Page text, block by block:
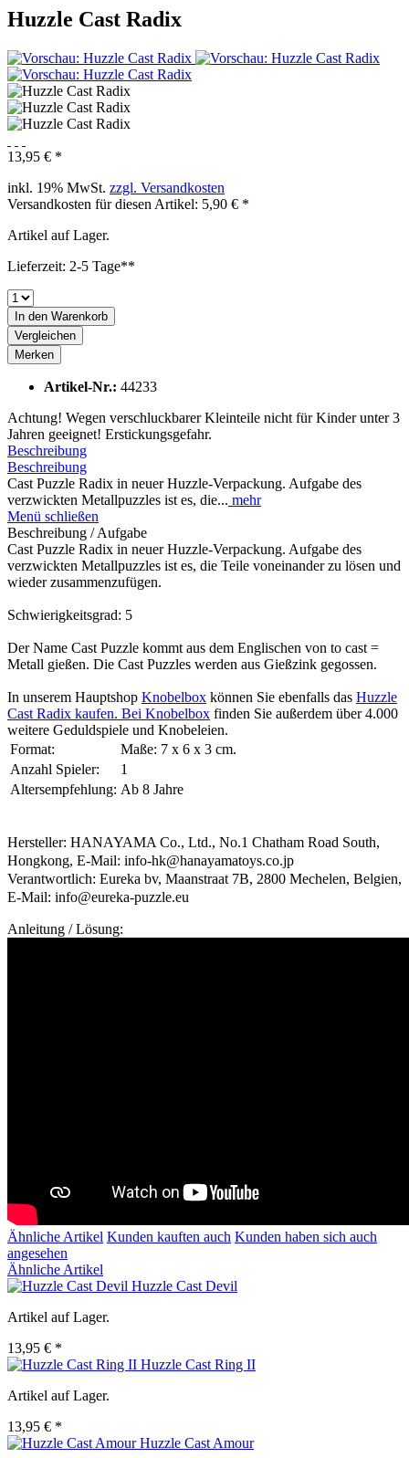
Huzzle Cast Radix
13,95 € *
inkl. 19% MwSt. zzgl. Versandkosten
Versandkosten für diesen Artikel: 5,90 € *
Artikel auf Lager.
Lieferzeit: 2-5 Tage**
In den Warenkorb
Vergleichen
Merken
Artikel-Nr.: 44233
Achtung! Wegen verschluckbarer Kleinteile nicht für Kinder unter 3
Jahren geeignet! Erstickungsgefahr.
Beschreibung
Beschreibung
Cast Puzzle Radix in neuer Huzzle-Verpackung. Aufgabe des
verzwickten Metallpuzzles ist es, die... mehr
Menü schließen
Beschreibung / Aufgabe
Cast Puzzle Radix in neuer Huzzle-Verpackung. Aufgabe des
verzwickten Metallpuzzles ist es, die Teile voneinander zu lösen und
wieder zusammenzufügen.
Schwierigkeitsgrad: 5
Der Name Cast Puzzle kommt aus dem Englischen von to cast =
Metall gießen. Die Cast Puzzles werden aus Gießzink gegossen.
In unserem Hauptshop Knobelbox können Sie ebenfalls das Huzzle
Cast Radix kaufen. Bei Knobelbox finden Sie außerdem über 4.000
weitere Geduldspiele und Knobeleien.
Format:
Maße: 7 x 6 x 3 cm.
Anzahl Spieler:
1
Altersempfehlung: Ab 8 Jahre
Hersteller: HANAYAMA Co., Ltd., No.1 Chatham Road South,
Hongkong, E-Mail: info-hk@hanayamatoys.co.jp
Verantwortlich: Eureka bv, Maanstraat 7B, 2800 Mechelen, Belgien,
E-Mail: info@eureka-puzzle.eu
Anleitung / Lösung:
Ähnliche Artikel Kunden kauften auch Kunden haben sich auch
angesehen
Ähnliche Artikel
Huzzle Cast Devil
Artikel auf Lager.
13,95 € *
Huzzle Cast Ring II
Artikel auf Lager.
13,95 € *
Huzzle Cast Amour